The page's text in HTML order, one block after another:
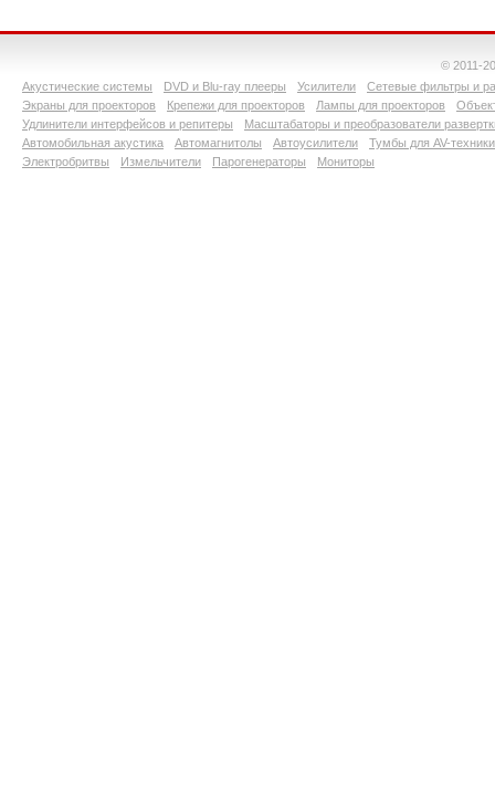
© 2011-
Акустические системы
DVD и Blu-ray плееры Усилители
Сетевые фильтры и
Экраны для проекторов
Крепежи для проекторов Лампы для проекторов
Удлинители интерфейсов и репитеры
Масштабаторы и преобразователи
Автомобильная акустика
Автомагнитолы Автоусилители
Тумбы для AV-техники
Электробритвы
Измельчители Парогенераторы Мониторы